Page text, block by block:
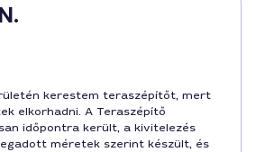
kerestem teraszépítőt, mert
elkorhadni. A Teraszépítő
időpontra került, a kivitelezés
méretek szerint készült, és